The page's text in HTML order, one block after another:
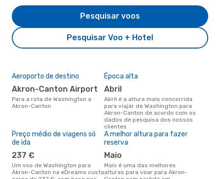
Pesquisar Voo + Hotel
Pesquisar voos
Aeroporto de destino
Akron-Canton Airport
Para a rota de Washington a
Akron-Canton
Época alta
abril
abril é a altura mais concorrida
para viajar de Washington para
Akron-Canton de acordo com os
dados de pesquisa dos nossos
clientes
Preço médio de viagens só
de ida
237 €
Um voo de Washington para
Akron-Canton na eDreams custa
A melhor altura para fazer
reserva
maio
maio é uma das melhores
alturas para voar para Akron-